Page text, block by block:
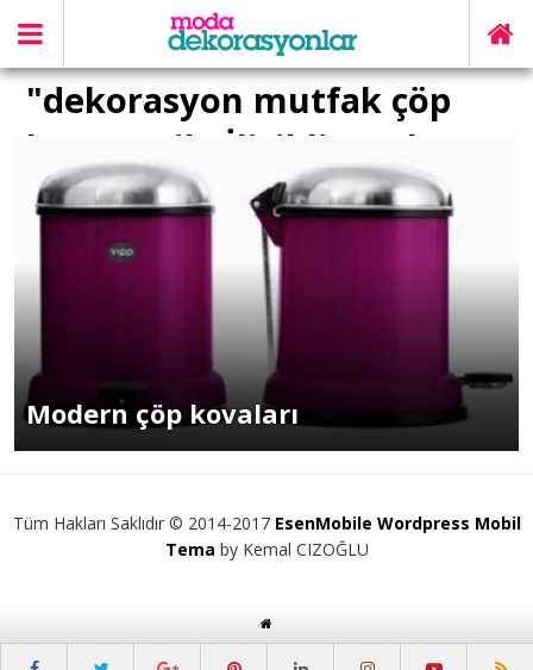
"dekorasyon mutfak çöp
kutusu" ile İlişikli yazılar
Modern çöp kovaları
Tüm Hakları Saklıdır © 2014-2017 EsenMobile Wordpress Mobil
Tema by Kemal CIZOĞLU